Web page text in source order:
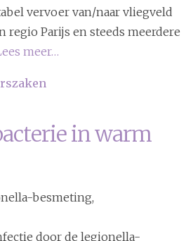
vervoer van/naar vliegveld
regio Parijs en steeds meerdere
meer…
in warm
besmeting,
door de legionella-